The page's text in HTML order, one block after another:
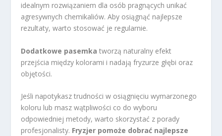
idealnym rozwiązaniem dla osób pragnących unikać
agresywnych chemikaliów. Aby osiągnąć najlepsze
rezultaty, warto stosować je regularnie.
Dodatkowe pasemka tworzą naturalny efekt
przejścia między kolorami i nadają fryzurze głębi oraz
objętości.
Jeśli napotykasz trudności w osiągnięciu wymarzonego
koloru lub masz wątpliwości co do wyboru
odpowiedniej metody, warto skorzystać z porady
profesjonalisty. Fryzjer pomoże dobrać najlepsze